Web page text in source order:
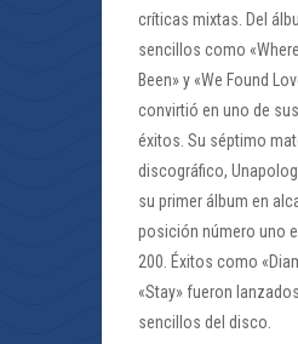
críticas mixtas. Del
sencillos como
Been» y «We Found
convirtió en uno de
éxitos. Su séptimo
discográfico,
su primer álbum en
posición número uno
200. Éxitos como
«Stay» fueron
sencillos del disco.